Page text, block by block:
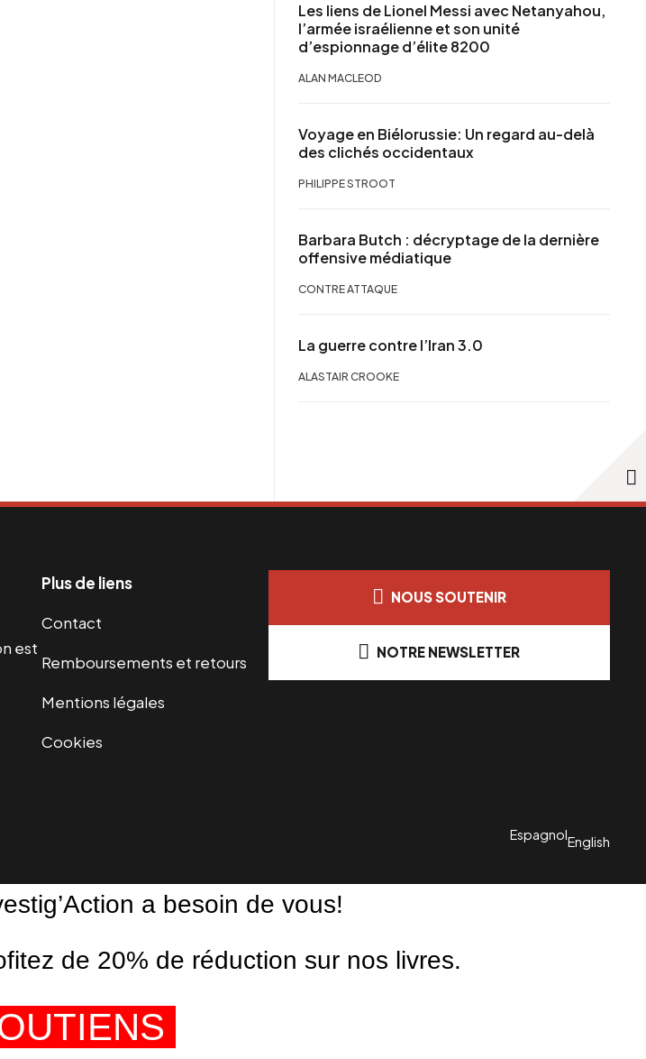
Les liens de Lionel Messi avec Netanyahou,
l’armée israélienne et son unité
d’espionnage d’élite 8200
ALAN MACLEOD
Voyage en Biélorussie: Un regard au-delà
des clichés occidentaux
PHILIPPE STROOT
Barbara Butch : décryptage de la dernière
offensive médiatique
CONTRE ATTAQUE
La guerre contre l’Iran 3.0
ALASTAIR CROOKE
est
Plus de liens
Contact
Remboursements et retours
Mentions légales
Cookies
NOUS SOUTENIR
NOTRE NEWSLETTER
EspagnolEnglish
a besoin de vous!
de 20% de réduction sur nos livres.